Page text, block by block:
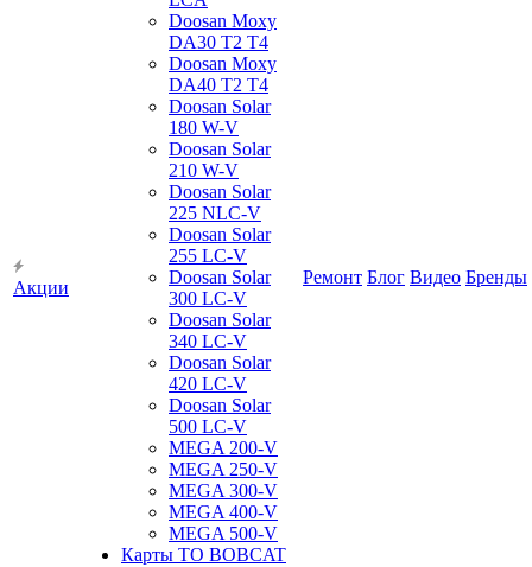
Акции
Doosan Moxy
DA30 T2 T4
Doosan Moxy
DA40 T2 T4
Doosan Solar
180 W-V
Doosan Solar
210 W-V
Doosan Solar
225 NLC-V
Doosan Solar
255 LC-V
Doosan Solar
300 LC-V
Doosan Solar
340 LC-V
Doosan Solar
420 LC-V
Doosan Solar
500 LC-V
MEGA 200-V
MEGA 250-V
MEGA 300-V
MEGA 400-V
MEGA 500-V
Карты ТО BOBCAT
Ремонт Блог Видео Бренды